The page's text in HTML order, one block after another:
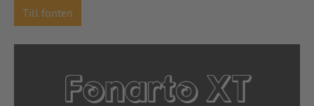
Till fonten